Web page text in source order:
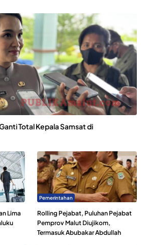
Total Kepala Samsat di
Lima
Pemerintahan
Rolling Pejabat, Puluhan Pejabat
Pemprov Malut Diujikom,
Termasuk Abubakar Abdullah